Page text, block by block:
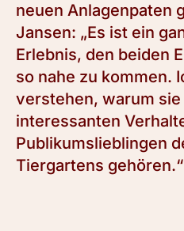
neuen Anlagenpaten
Jansen: „Es ist ein
Erlebnis, den beiden
so nahe zu kommen.
verstehen, warum
interessanten
Publikumslieblingen
Tiergartens gehören.“